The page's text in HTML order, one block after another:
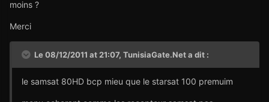
moins ?
Merci
Le 08/12/2011 at 21:07, TunisiaGate.Net a dit :
le samsat 80HD bcp mieu que le starsat 100 premuim